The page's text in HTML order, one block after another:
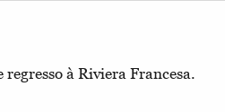
regresso à Riviera Francesa.